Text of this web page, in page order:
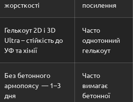
жорсткості
посилення
Гелькоут 2D і 3D
Ultra – стійкість до
УФ та хімії
Часто
однотонний
гелькоут
Без бетонного
армопоясу — 1–3
дня
Часто
вимагає
бетонної